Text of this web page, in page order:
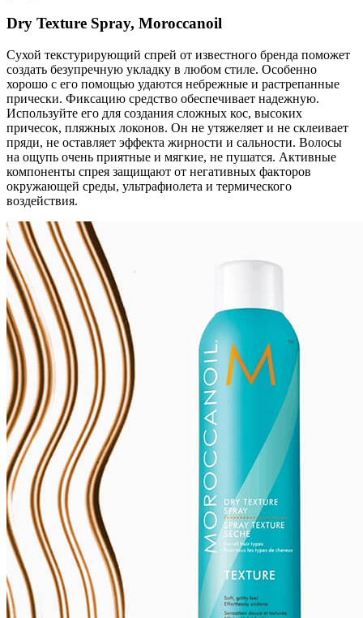
Dry Texture Spray, Moroccanoil
Сухой текстурирующий спрей от известного бренда поможет
создать безупречную укладку в любом стиле. Особенно
хорошо с его помощью удаются небрежные и растрепанные
прически. Фиксацию средство обеспечивает надежную.
Используйте его для создания сложных кос, высоких
причесок, пляжных локонов. Он не утяжеляет и не склеивает
пряди, не оставляет эффекта жирности и сальности. Волосы
на ощупь очень приятные и мягкие, не пушатся. Активные
компоненты спрея защищают от негативных факторов
окружающей среды, ультрафиолета и термического
воздействия.